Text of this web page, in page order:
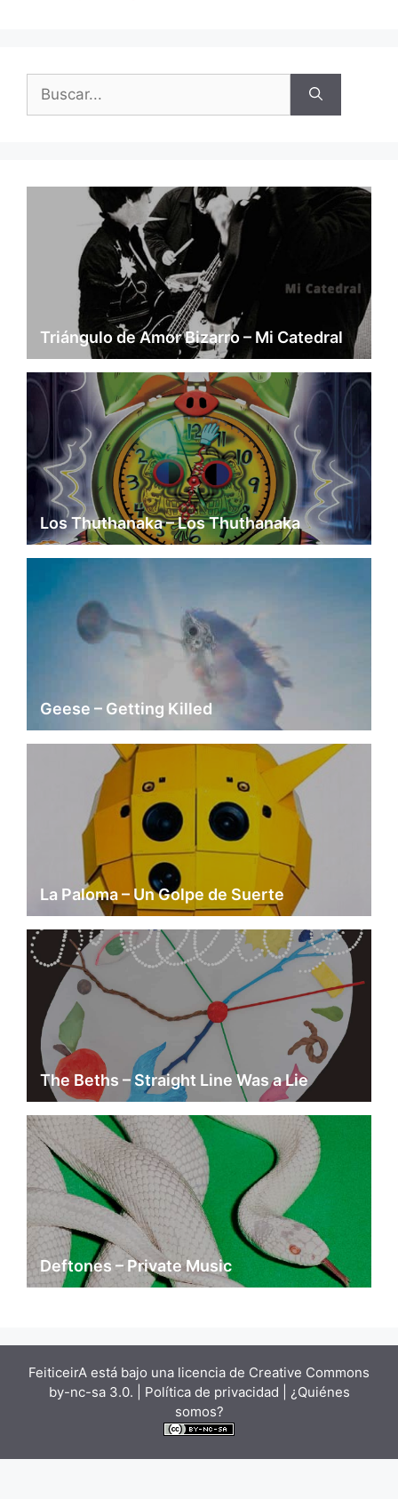
Triángulo de Amor Bizarro – Mi Catedral
Los Thuthanaka – Los Thuthanaka
Geese – Getting Killed
La Paloma – Un Golpe de Suerte
The Beths – Straight Line Was a Lie
Deftones – Private Music
FeiticeirA está bajo una licencia de Creative Commons
by-nc-sa 3.0. | Política de privacidad | ¿Quiénes
somos?